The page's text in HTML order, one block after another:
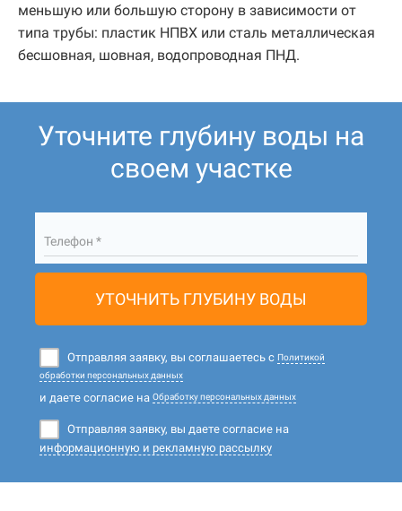
меньшую или большую сторону в зависимости от
типа трубы: пластик НПВХ или сталь металлическая
бесшовная, шовная, водопроводная ПНД.
Уточните глубину воды на
своем участке
Телефон *
УТОЧНИТЬ ГЛУБИНУ ВОДЫ
Отправляя заявку, вы соглашаетесь с Политикой
обработки персональных данных
и даете согласие на Обработку персональных данных
Отправляя заявку, вы даете согласие на
информационную и рекламную рассылку